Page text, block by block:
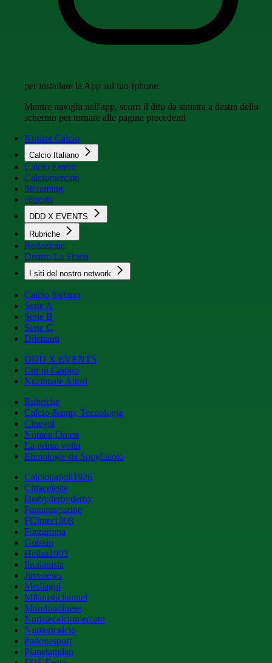
per installare la App sul tuo Iphone.
Mentre navighi nell'app, scorri il dito da sinistra a destra dello
schermo per tornare alle pagine precedenti
Notizie Calcio
Calcio Italiano
Calcio Estero
Calciomercato
Streaming
eSports
DDD X EVENTS
Rubriche
Redazione
Dentro La Storia
I siti del nostro network
Calcio Italiano
Serie A
Serie B
Serie C
Dilettanti
DDD X EVENTS
Cur in Campo
Nazionale Attori
Rubriche
Calcio &amp; Tecnologia
Cinegol
Nomen Omen
La prima volta
Etimologie da Spogliatoio
Calcionapoli1926
Cittaceleste
Derbyderbyderby
Fantamagazine
FCInter1908
Forzaroma
Golssip
Hellas1903
Ilmilanista
Juvenews
Mediagol
Milanistichannel
Mondoudinese
Notiziecalciomercato
Numericalcio
Padovasport
Pianetamilan